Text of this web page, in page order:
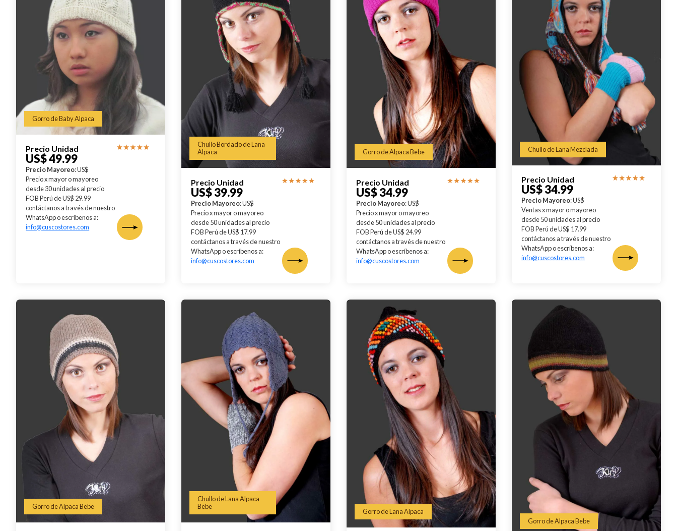
Gorro de Baby Alpaca
Precio Unidad
US$ 49.99
Precio Mayoreo: US$
Precio x mayor o mayoreo
desde 30 unidades al precio
FOB Perú de US$ 29.99
contáctanos a través de nuestro
WhatsApp o escríbenos a:
info@cuscostores.com
Chullo Bordado de Lana
Alpaca
Precio Unidad
US$ 39.99
Precio Mayoreo: US$
Precio x mayor o mayoreo
desde 50 unidades al precio
FOB Perú de US$ 17.99
contáctanos a través de nuestro
WhatsApp o escríbenos a:
info@cuscostores.com
Gorro de Alpaca Bebe
Precio Unidad
US$ 34.99
Precio Mayoreo: US$
Precio x mayor o mayoreo
desde 50 unidades al precio
FOB Perú de US$ 24.99
contáctanos a través de nuestro
WhatsApp o escríbenos a:
info@cuscostores.com
Chullo de Lana Mezclada
Precio Unidad
US$ 34.99
Precio Mayoreo: US$
Ventas x mayor o mayoreo
desde 50 unidades al precio
FOB Perú de US$ 17.99
contáctanos a través de nuestro
WhatsApp o escríbenos a:
info@cuscostores.com
Gorro de Alpaca Bebe
Chullo de Lana Alpaca
Bebe
Gorro de Lana Alpaca
Gorro de Alpaca Bebe